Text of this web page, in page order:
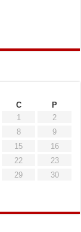
C
P
1
2
8
9
15
16
22
23
29
30